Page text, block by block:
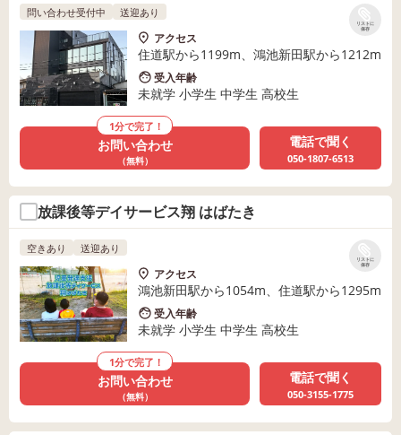
リストに
保存
問い合わせ受付中 送迎あり
アクセス
住道駅から1199m、鴻池新田駅から1212m
受入年齢
未就学 小学生 中学生 高校生
1分で完了！
お問い合わせ
（無料）
電話で聞く
050-1807-6513
放課後等デイサービス翔 はばたき
リストに
保存
空きあり 送迎あり
アクセス
鴻池新田駅から1054m、住道駅から1295m
受入年齢
未就学 小学生 中学生 高校生
1分で完了！
お問い合わせ
（無料）
電話で聞く
050-3155-1775